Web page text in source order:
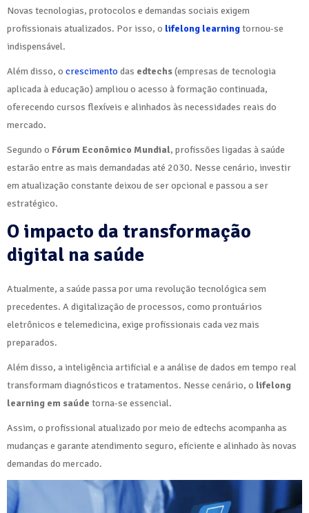
Novas tecnologias, protocolos e demandas sociais exigem
profissionais atualizados. Por isso, o lifelong learningtornou-se
indispensável.
Além disso, o crescimento das edtechs(empresas de tecnologia
aplicada à educação) ampliou o acesso à formação continuada,
oferecendo cursos flexíveis e alinhados às necessidades reais do
mercado.
Segundo o Fórum Econômico Mundial, profissões ligadas à saúde
estarão entre as mais demandadas até 2030. Nesse cenário, investir
em atualização constante deixou de ser opcional e passou a ser
estratégico.
O impacto da transformação
digital na saúde
Atualmente, a saúde passa por uma revolução tecnológica sem
precedentes. A digitalização de processos, como prontuários
eletrônicos e telemedicina, exige profissionais cada vez mais
preparados.
Além disso, a inteligência artificial e a análise de dados em tempo real
transformam diagnósticos e tratamentos. Nesse cenário, o lifelong
learning em saúde torna-se essencial.
Assim, o profissional atualizado por meio de edtechs acompanha as
mudanças e garante atendimento seguro, eficiente e alinhado às novas
demandas do mercado.